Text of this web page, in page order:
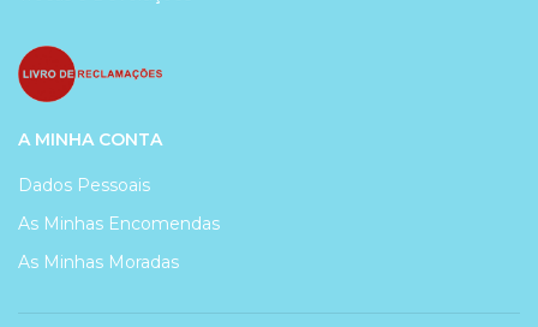
A MINHA CONTA
Dados Pessoais
As Minhas Encomendas
As Minhas Moradas